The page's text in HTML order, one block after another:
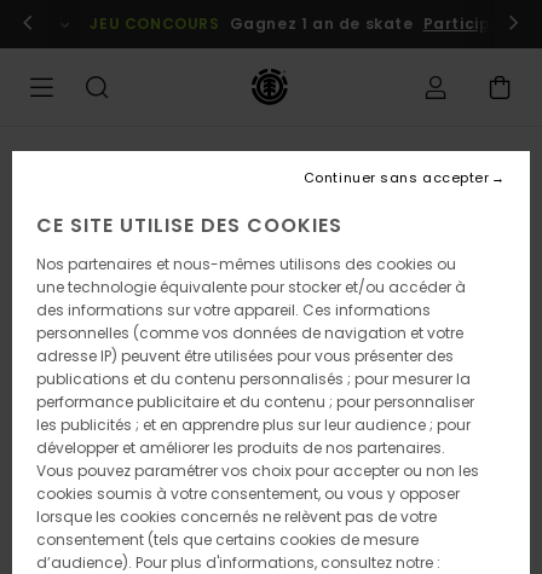
l'information
Se connecter / s'inscrire
JEU CONCOURS Gagnez 1 an de skate Participez
CE SITE UTILISE DES COOKIES
Nos partenaires et nous-mêmes utilisons des cookies ou
une technologie équivalente pour stocker et/ou accéder à
des informations sur votre appareil. Ces informations
personnelles (comme vos données de navigation et votre
adresse IP) peuvent être utilisées pour vous présenter des
publications et du contenu personnalisés ; pour mesurer la
performance publicitaire et du contenu ; pour personnaliser
les publicités ; et en apprendre plus sur leur audience ; pour
développer et améliorer les produits de nos partenaires.
Vous pouvez paramétrer vos choix pour accepter ou non les
cookies soumis à votre consentement, ou vous y opposer
lorsque les cookies concernés ne relèvent pas de votre
consentement (tels que certains cookies de mesure
d’audience). Pour plus d'informations, consultez notre :
Continuer sans accepter